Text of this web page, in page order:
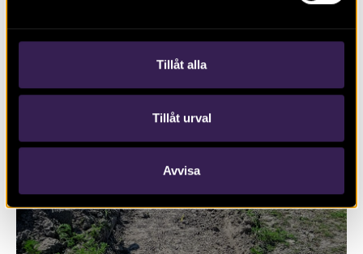
Tillåt alla
Tillåt urval
Avvisa
Ny bebyggelse genom skogsområdet
Lunsen